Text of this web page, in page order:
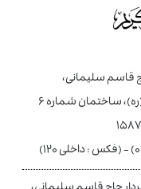
قاسم سلیمانی،
ساختمان شماره ۶